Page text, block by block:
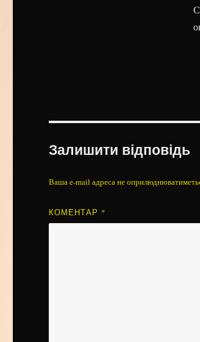
Залишити відповідь
Ваша e-mail адреса не
КОМЕНТАР *